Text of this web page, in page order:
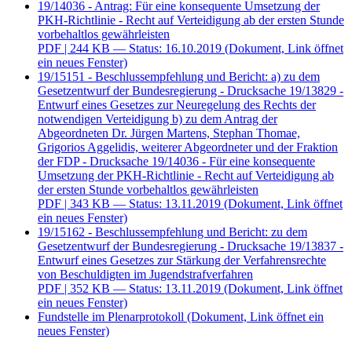
19/14036 - Antrag: Für eine konsequente Umsetzung der
PKH-Richtlinie - Recht auf Verteidigung ab der ersten Stunde
vorbehaltlos gewährleisten
PDF | 244 KB — Status: 16.10.2019 (Dokument, Link öffnet
ein neues Fenster)
19/15151 - Beschlussempfehlung und Bericht: a) zu dem
Gesetzentwurf der Bundesregierung - Drucksache 19/13829 -
Entwurf eines Gesetzes zur Neuregelung des Rechts der
notwendigen Verteidigung b) zu dem Antrag der
Abgeordneten Dr. Jürgen Martens, Stephan Thomae,
Grigorios Aggelidis, weiterer Abgeordneter und der Fraktion
der FDP - Drucksache 19/14036 - Für eine konsequente
Umsetzung der PKH-Richtlinie - Recht auf Verteidigung ab
der ersten Stunde vorbehaltlos gewährleisten
PDF | 343 KB — Status: 13.11.2019 (Dokument, Link öffnet
ein neues Fenster)
19/15162 - Beschlussempfehlung und Bericht: zu dem
Gesetzentwurf der Bundesregierung - Drucksache 19/13837 -
Entwurf eines Gesetzes zur Stärkung der Verfahrensrechte
von Beschuldigten im Jugendstrafverfahren
PDF | 352 KB — Status: 13.11.2019 (Dokument, Link öffnet
ein neues Fenster)
Fundstelle im Plenarprotokoll (Dokument, Link öffnet ein
neues Fenster)